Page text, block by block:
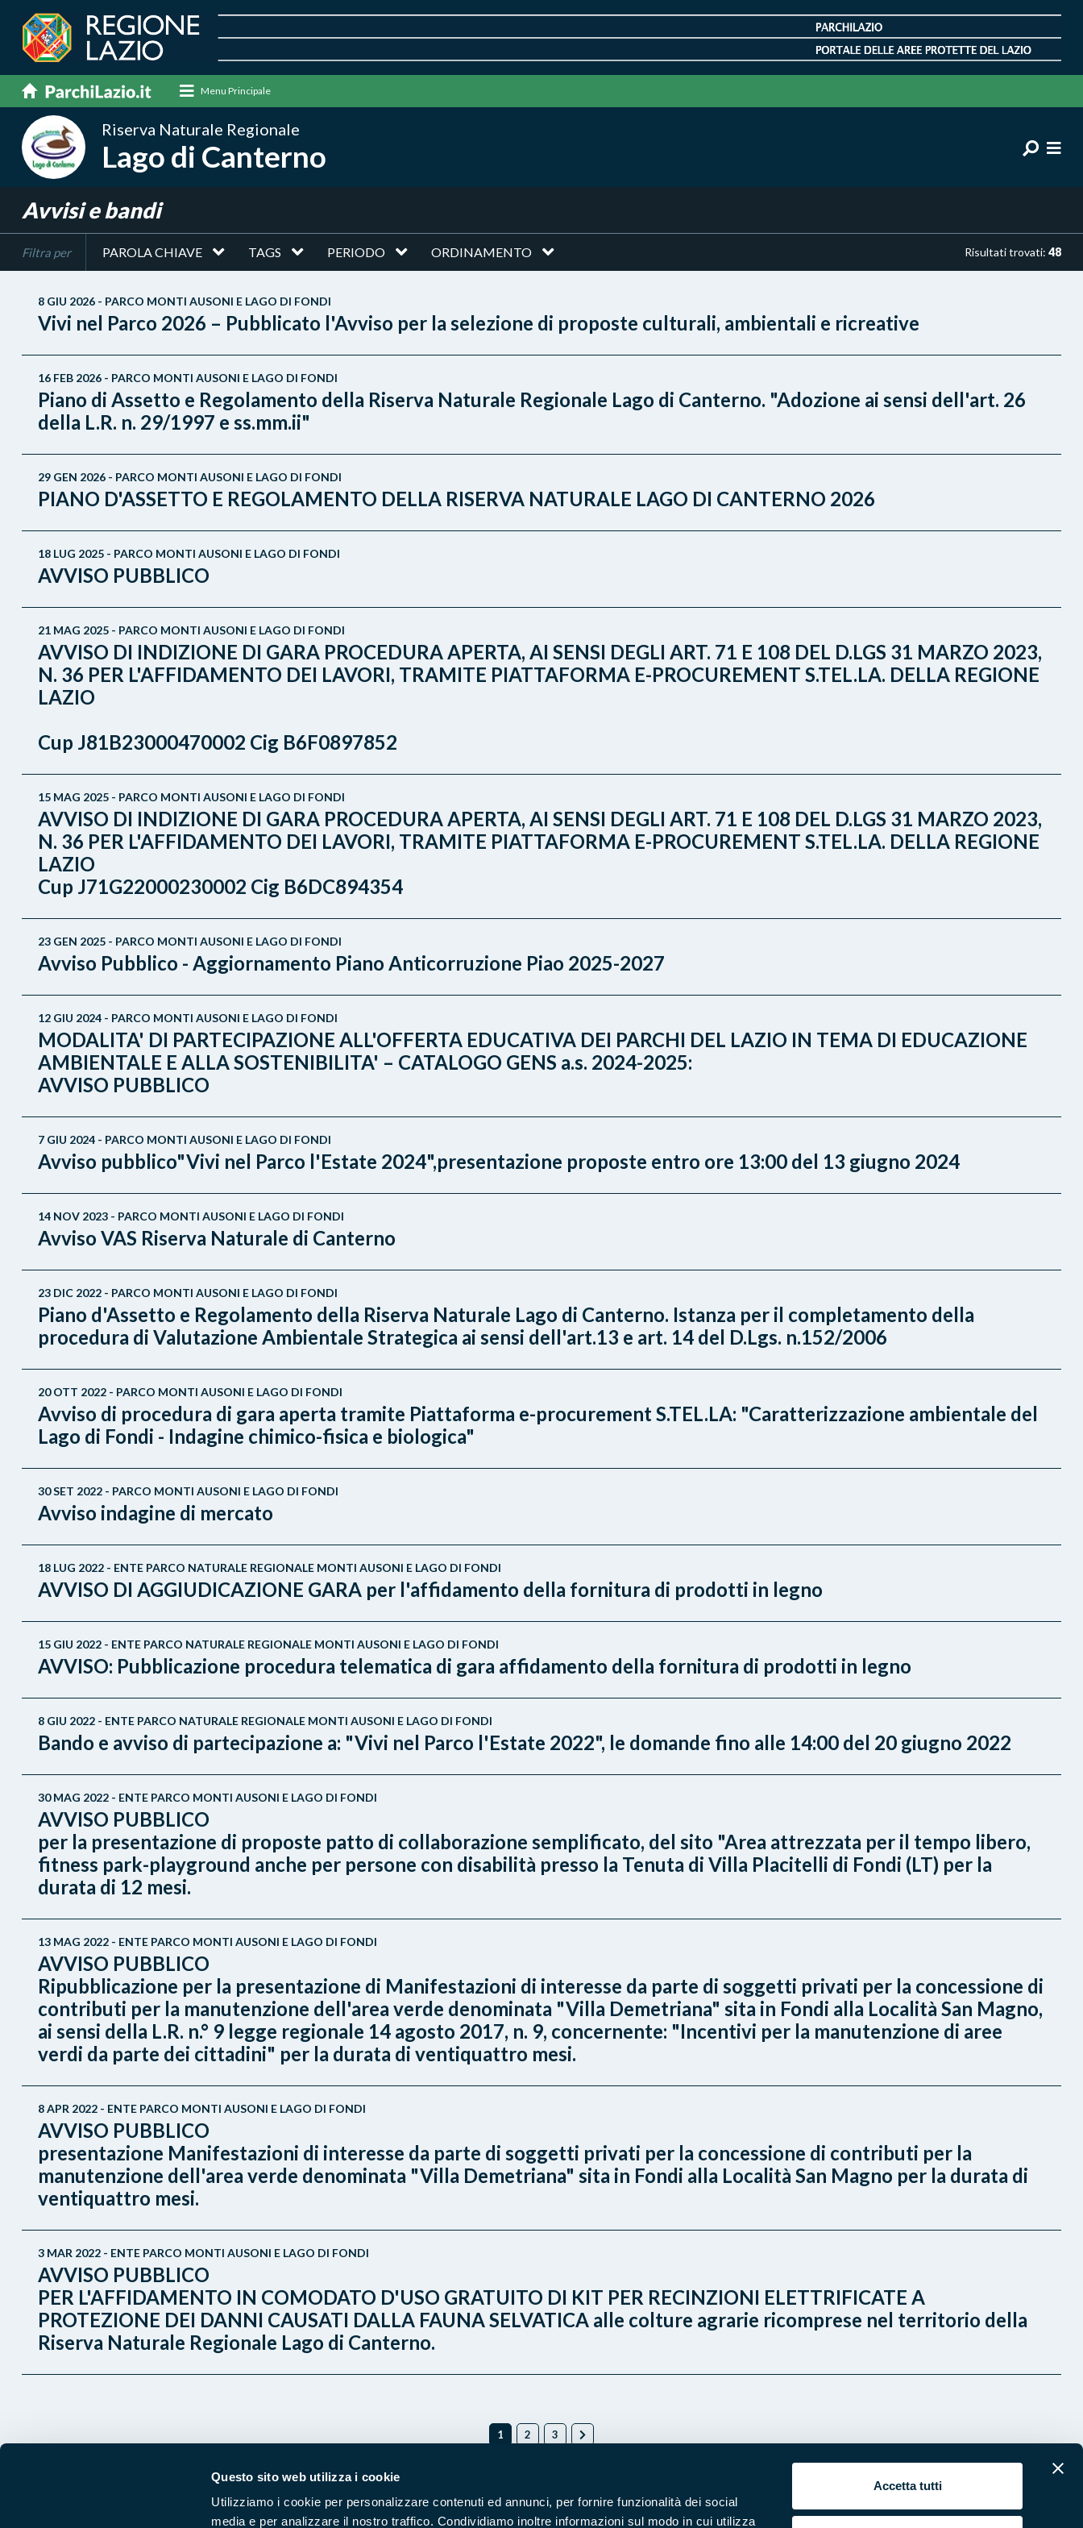
Questo sito web utilizza i cookie
Utilizziamo i cookie per personalizzare contenuti ed annunci, per fornire funzionalità dei social
media e per analizzare il nostro traffico. Condividiamo inoltre informazioni sul modo in cui utilizza
Accetta tutti
Menu Principale
Riserva Naturale Regionale
Lago di Canterno
Avvisi e bandi
Filtra per Risultati trovati:48
PAROLA CHIAVE TAGS PERIODO ORDINAMENTO
8 GIU 2026 - PARCO MONTI AUSONI E LAGO DI FONDI
Vivi nel Parco 2026 – Pubblicato l'Avviso per la selezione di proposte culturali, ambientali e ricreative
16 FEB 2026 - PARCO MONTI AUSONI E LAGO DI FONDI
Piano di Assetto e Regolamento della Riserva Naturale Regionale Lago di Canterno. "Adozione ai sensi dell'art. 26
della L.R. n. 29/1997 e ss.mm.ii"
29 GEN 2026 - PARCO MONTI AUSONI E LAGO DI FONDI
PIANO D'ASSETTO E REGOLAMENTO DELLA RISERVA NATURALE LAGO DI CANTERNO 2026
18 LUG 2025 - PARCO MONTI AUSONI E LAGO DI FONDI
AVVISO PUBBLICO
21 MAG 2025 - PARCO MONTI AUSONI E LAGO DI FONDI
AVVISO DI INDIZIONE DI GARA PROCEDURA APERTA, AI SENSI DEGLI ART. 71 E 108 DEL D.LGS 31 MARZO 2023,
N. 36 PER L'AFFIDAMENTO DEI LAVORI, TRAMITE PIATTAFORMA E-PROCUREMENT S.TEL.LA. DELLA REGIONE
LAZIO
Cup J81B23000470002 Cig B6F0897852
15 MAG 2025 - PARCO MONTI AUSONI E LAGO DI FONDI
AVVISO DI INDIZIONE DI GARA PROCEDURA APERTA, AI SENSI DEGLI ART. 71 E 108 DEL D.LGS 31 MARZO 2023,
N. 36 PER L'AFFIDAMENTO DEI LAVORI, TRAMITE PIATTAFORMA E-PROCUREMENT S.TEL.LA. DELLA REGIONE
LAZIO
Cup J71G22000230002 Cig B6DC894354
23 GEN 2025 - PARCO MONTI AUSONI E LAGO DI FONDI
Avviso Pubblico - Aggiornamento Piano Anticorruzione Piao 2025-2027
12 GIU 2024 - PARCO MONTI AUSONI E LAGO DI FONDI
MODALITA' DI PARTECIPAZIONE ALL'OFFERTA EDUCATIVA DEI PARCHI DEL LAZIO IN TEMA DI EDUCAZIONE
AMBIENTALE E ALLA SOSTENIBILITA' – CATALOGO GENS a.s. 2024-2025:
AVVISO PUBBLICO
7 GIU 2024 - PARCO MONTI AUSONI E LAGO DI FONDI
Avviso pubblico"Vivi nel Parco l'Estate 2024",presentazione proposte entro ore 13:00 del 13 giugno 2024
14 NOV 2023 - PARCO MONTI AUSONI E LAGO DI FONDI
Avviso VAS Riserva Naturale di Canterno
23 DIC 2022 - PARCO MONTI AUSONI E LAGO DI FONDI
Piano d'Assetto e Regolamento della Riserva Naturale Lago di Canterno. Istanza per il completamento della
procedura di Valutazione Ambientale Strategica ai sensi dell'art.13 e art. 14 del D.Lgs. n.152/2006
20 OTT 2022 - PARCO MONTI AUSONI E LAGO DI FONDI
Avviso di procedura di gara aperta tramite Piattaforma e-procurement S.TEL.LA: "Caratterizzazione ambientale del
Lago di Fondi - Indagine chimico-fisica e biologica"
30 SET 2022 - PARCO MONTI AUSONI E LAGO DI FONDI
Avviso indagine di mercato
18 LUG 2022 - ENTE PARCO NATURALE REGIONALE MONTI AUSONI E LAGO DI FONDI
AVVISO DI AGGIUDICAZIONE GARA per l'affidamento della fornitura di prodotti in legno
15 GIU 2022 - ENTE PARCO NATURALE REGIONALE MONTI AUSONI E LAGO DI FONDI
AVVISO: Pubblicazione procedura telematica di gara affidamento della fornitura di prodotti in legno
8 GIU 2022 - ENTE PARCO NATURALE REGIONALE MONTI AUSONI E LAGO DI FONDI
Bando e avviso di partecipazione a: "Vivi nel Parco l'Estate 2022", le domande fino alle 14:00 del 20 giugno 2022
30 MAG 2022 - ENTE PARCO MONTI AUSONI E LAGO DI FONDI
AVVISO PUBBLICO
per la presentazione di proposte patto di collaborazione semplificato, del sito "Area attrezzata per il tempo libero,
fitness park-playground anche per persone con disabilità presso la Tenuta di Villa Placitelli di Fondi (LT) per la
durata di 12 mesi.
13 MAG 2022 - ENTE PARCO MONTI AUSONI E LAGO DI FONDI
AVVISO PUBBLICO
Ripubblicazione per la presentazione di Manifestazioni di interesse da parte di soggetti privati per la concessione di
contributi per la manutenzione dell'area verde denominata "Villa Demetriana" sita in Fondi alla Località San Magno,
ai sensi della L.R. n.° 9 legge regionale 14 agosto 2017, n. 9, concernente: "Incentivi per la manutenzione di aree
verdi da parte dei cittadini" per la durata di ventiquattro mesi.
8 APR 2022 - ENTE PARCO MONTI AUSONI E LAGO DI FONDI
AVVISO PUBBLICO
presentazione Manifestazioni di interesse da parte di soggetti privati per la concessione di contributi per la
manutenzione dell'area verde denominata "Villa Demetriana" sita in Fondi alla Località San Magno per la durata di
ventiquattro mesi.
3 MAR 2022 - ENTE PARCO MONTI AUSONI E LAGO DI FONDI
AVVISO PUBBLICO
PER L'AFFIDAMENTO IN COMODATO D'USO GRATUITO DI KIT PER RECINZIONI ELETTRIFICATE A
PROTEZIONE DEI DANNI CAUSATI DALLA FAUNA SELVATICA alle colture agrarie ricomprese nel territorio della
Riserva Naturale Regionale Lago di Canterno.
1 2 3